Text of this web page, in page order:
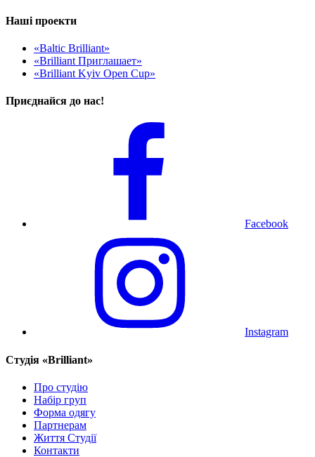
Наші проекти
«Baltic Brilliant»
«Brilliant Приглашает»
«Brilliant Kyiv Open Cup»
Приєднайся до нас!
Facebook
Instagram
Cтудія «Brilliant»
Про студію
Набір груп
Форма одягу
Партнерам
Життя Студії
Контакти